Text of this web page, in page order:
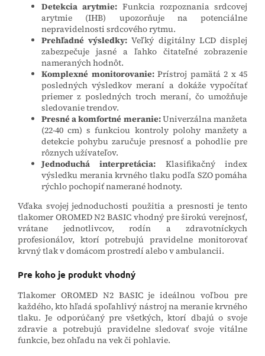
Detekcia arytmie: Funkcia rozpoznania srdcovej
arytmie (IHB) upozorňuje na potenciálne
nepravidelnosti srdcového rytmu.
Prehľadné výsledky: Veľký digitálny LCD displej
zabezpečuje jasné a ľahko čitateľné zobrazenie
nameraných hodnôt.
Komplexné monitorovanie:Prístroj pamätá 2 x 45
posledných výsledkov meraní a dokáže vypočítať
priemer z posledných troch meraní, čo umožňuje
sledovanie trendov.
Presné a komfortné meranie:Univerzálna manžeta
(22-40 cm) s funkciou kontroly polohy manžety a
detekcie pohybu zaručuje presnosť a pohodlie pre
rôznych užívateľov.
Jednoduchá interpretácia: Klasifikačný index
výsledku merania krvného tlaku podľa SZO pomáha
rýchlo pochopiť namerané hodnoty.
Vďaka svojej jednoduchosti použitia a presnosti je tento
tlakomer OROMED N2 BASIC vhodný pre širokú verejnosť,
vrátane jednotlivcov, rodín a zdravotníckych
profesionálov, ktorí potrebujú pravidelne monitorovať
krvný tlak v domácom prostredí alebo v ambulancii.
Pre koho je produkt vhodný
Tlakomer OROMED N2 BASIC je ideálnou voľbou pre
každého, kto hľadá spoľahlivý nástroj na meranie krvného
tlaku. Je odporúčaný pre všetkých, ktorí dbajú o svoje
zdravie a potrebujú pravidelne sledovať svoje vitálne
funkcie, bez ohľadu na vek či pohlavie.